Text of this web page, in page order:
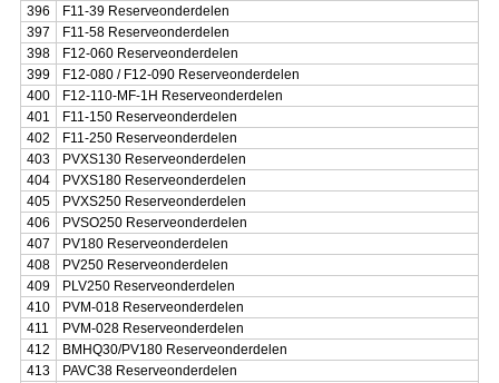
396
F11-39 Reserveonderdelen
397
F11-58 Reserveonderdelen
398
F12-060 Reserveonderdelen
399
F12-080 / F12-090 Reserveonderdelen
400
F12-110-MF-1H Reserveonderdelen
401
F11-150 Reserveonderdelen
402
F11-250 Reserveonderdelen
403
PVXS130 Reserveonderdelen
404
PVXS180 Reserveonderdelen
405
PVXS250 Reserveonderdelen
406
PVSO250 Reserveonderdelen
407
PV180 Reserveonderdelen
408
PV250 Reserveonderdelen
409
PLV250 Reserveonderdelen
410
PVM-018 Reserveonderdelen
411
PVM-028 Reserveonderdelen
412
BMHQ30/PV180 Reserveonderdelen
413
PAVC38 Reserveonderdelen